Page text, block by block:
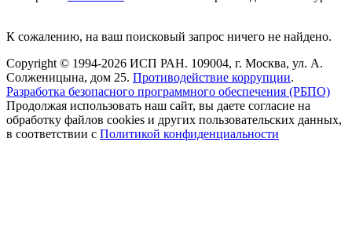
К сожалению, на ваш поисковый запрос ничего не найдено.
Copyright © 1994-2026 ИСП РАН. 109004, г. Москва, ул. А.
Солженицына, дом 25. Противодействие коррупции.
Разработка безопасного программного обеспечения (РБПО)
Продолжая использовать наш сайт, вы даете согласие на
обработку файлов cookies и других пользовательских данных,
в соответствии с Политикой конфиденциальности